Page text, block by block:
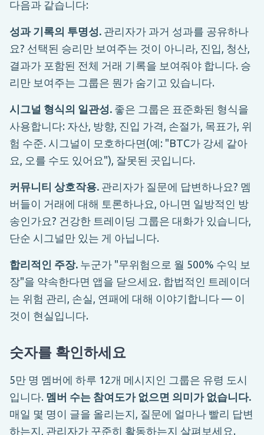
다음과 같습니다:
성과 기록의 투명성. 관리자가 과거 성과를 공유하나
요? 선택된 승리만 보여주는 것이 아니라, 진입, 청산,
결과가 포함된 전체 거래 기록을 보여줘야 합니다. 승
리만 보여주는 그룹은 뭔가 숨기고 있습니다.
시그널 형식의 일관성. 좋은 그룹은 표준화된 형식을
사용합니다: 자산, 방향, 진입 가격, 손절가, 목표가, 위
험 수준. 시그널이 모호하다면(예: "BTC가 강세 같아
요, 오를 수도 있어요"), 잘못된 곳입니다.
커뮤니티 상호작용. 관리자가 질문에 답변하나요? 멤
버들이 거래에 대해 토론하나요, 아니면 일방적인 방
송인가요? 건강한 트레이딩 그룹은 대화가 있습니다,
단순 시그널만 있는 게 아닙니다.
합리적인 주장. 누군가 "무위험으로 월 500% 수익 보
장"을 약속한다면 앱을 닫으세요. 합법적인 트레이더
는 위험 관리, 손실, 연패에 대해 이야기합니다 — 이
것이 현실입니다.
숫자를 확인하세요
5만 명 멤버에 하루 12개 메시지인 그룹은 유령 도시
입니다. 멤버 수는 참여도가 없으면 의미가 없습니다.
매일 몇 명이 글을 올리는지, 질문에 얼마나 빨리 답변
하는지, 관리자가 꾸준히 활동하는지 살펴보세요.